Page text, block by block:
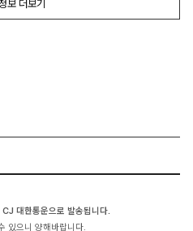
보 더보기
대한통운으로 발송됩니다.
있으니 양해바랍니다.